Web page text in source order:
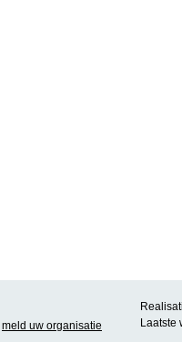
meld uw organisatie
Laatste